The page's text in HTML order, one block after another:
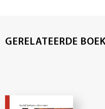
GERELATEERDE